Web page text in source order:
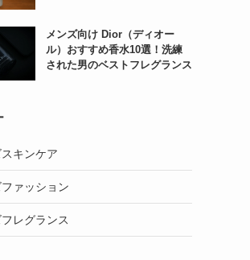
メンズ向け Dior（ディオー
ル）おすすめ香水10選！洗練
された男のベストフレグランス
スキンケア
ファッション
フレグランス